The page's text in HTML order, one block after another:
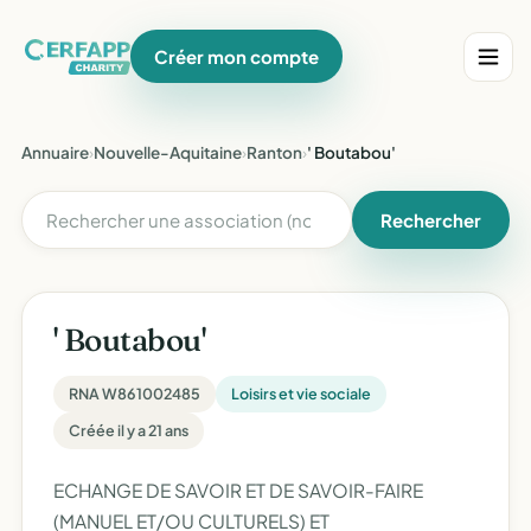
Créer mon compte
Annuaire›Nouvelle-Aquitaine›Ranton›' Boutabou'
Rechercher
' Boutabou'
RNA W861002485
Loisirs et vie sociale
Créée il y a 21 ans
ECHANGE DE SAVOIR ET DE SAVOIR-FAIRE
(MANUEL ET/OU CULTURELS) ET